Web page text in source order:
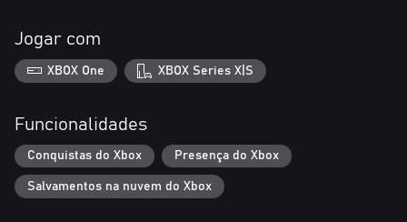
Jogar com
XBOX One XBOX Series X|S
Funcionalidades
Conquistas do Xbox Presença do Xbox
Salvamentos na nuvem do Xbox